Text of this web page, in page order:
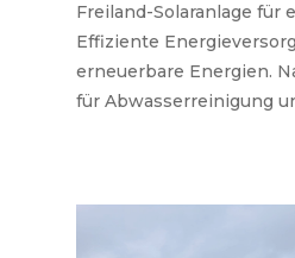
Freiland-Solaranlage für
Effiziente
erneuerbare Energien.
für Abwasserreinigung